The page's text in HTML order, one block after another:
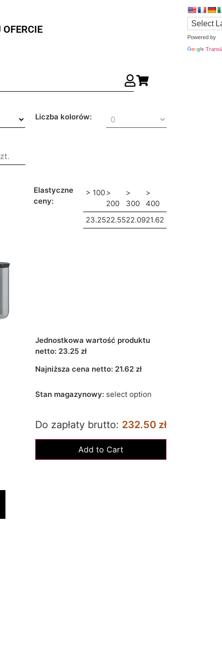
Powered by
Liczba kolorów:
Elastyczne
ceny:
> 100>
200
>
300
>
400
23.2522.5522.0921.62
Jednostkowa wartość produktu
netto: 23.25 zł
Najniższa cena netto: 21.62 zł
Stan magazynowy: select option
Do zapłaty brutto: 232.50 zł